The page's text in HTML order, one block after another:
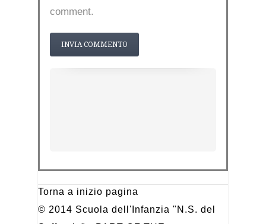
comment.
Torna a inizio pagina
© 2014 Scuola dell'Infanzia "N.S. del